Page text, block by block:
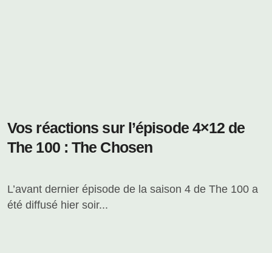
Vos réactions sur l’épisode 4×12 de
The 100 : The Chosen
L’avant dernier épisode de la saison 4 de The 100 a
été diffusé hier soir...